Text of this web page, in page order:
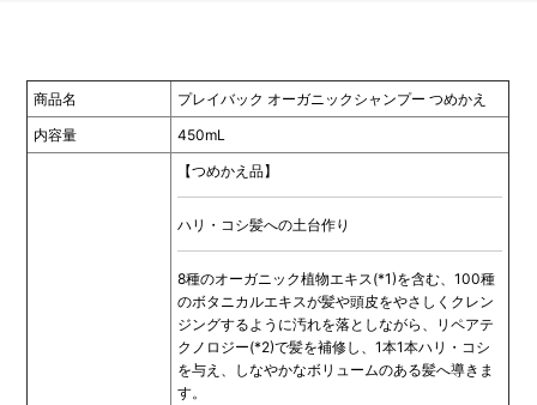
商品名
プレイバック オーガニックシャンプー つめかえ
内容量
450mL
【つめかえ品】
ハリ・コシ髪への土台作り
8種のオーガニック植物エキス(*1)を含む、100種
のボタニカルエキスが髪や頭皮をやさしくクレン
ジングするように汚れを落としながら、リペアテ
クノロジー(*2)で髪を補修し、1本1本ハリ・コシ
を与え、しなやかなボリュームのある髪へ導きま
す。